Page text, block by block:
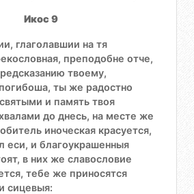
Икос 9
глаголавшии на тя
преподобне отче,
твоему,
ты же радостно
и память твоя
до днесь, на месте же
иноческая красуется,
еси, и благоукрашенныя
в них же славословие
тебе же приносятся
сицевыя: